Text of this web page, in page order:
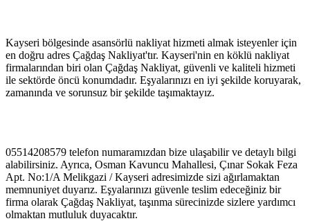
Kayseri bölgesinde asansörlü nakliyat hizmeti almak isteyenler için
en doğru adres Çağdaş Nakliyat'tır. Kayseri'nin en köklü nakliyat
firmalarından biri olan Çağdaş Nakliyat, güvenli ve kaliteli hizmeti
ile sektörde öncü konumdadır. Eşyalarınızı en iyi şekilde koruyarak,
zamanında ve sorunsuz bir şekilde taşımaktayız.
05514208579 telefon numaramızdan bize ulaşabilir ve detaylı bilgi
alabilirsiniz. Ayrıca, Osman Kavuncu Mahallesi, Çınar Sokak Feza
Apt. No:1/A Melikgazi / Kayseri adresimizde sizi ağırlamaktan
memnuniyet duyarız. Eşyalarınızı güvenle teslim edeceğiniz bir
firma olarak Çağdaş Nakliyat, taşınma sürecinizde sizlere yardımcı
olmaktan mutluluk duyacaktır.